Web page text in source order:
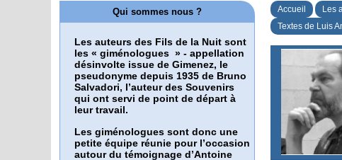
Accueil
Les
Textes de Luis
Qui sommes nous ?
Les auteurs des Fils de la Nuit sont
les « giménologues » - appellation
désinvolte issue de Gimenez, le
pseudonyme depuis 1935 de Bruno
Salvadori, l’auteur des Souvenirs
qui ont servi de point de départ à
leur travail.
Les giménologues sont donc une
petite équipe réunie pour l’occasion
autour du témoignage d’Antoine